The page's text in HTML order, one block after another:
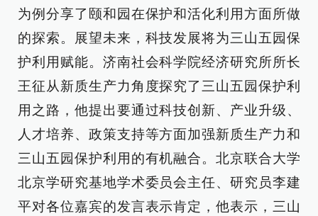
为例分享了颐和园在保护和活化利用方面所做
的探索。展望未来，科技发展将为三山五园保
护利用赋能。济南社会科学院经济研究所所长
王征从新质生产力角度探究了三山五园保护利
用之路，他提出要通过科技创新、产业升级、
人才培养、政策支持等方面加强新质生产力和
三山五园保护利用的有机融合。北京联合大学
北京学研究基地学术委员会主任、研究员李建
平对各位嘉宾的发言表示肯定，他表示，三山